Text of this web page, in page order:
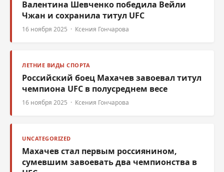
Валентина Шевченко победила Вейли
Чжан и сохранила титул UFC
16 ноября 2025 · Ксения Гончарова
ЛЕТНИЕ ВИДЫ СПОРТА
Российский боец Махачев завоевал титул
чемпиона UFC в полусреднем весе
16 ноября 2025 · Ксения Гончарова
UNCATEGORIZED
Махачев стал первым россиянином,
сумевшим завоевать два чемпионства в